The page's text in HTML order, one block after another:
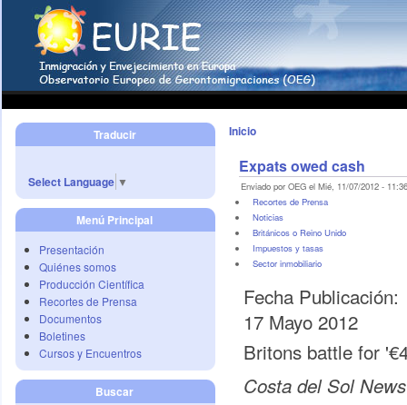
Traducir
Select Language ▼
Menú Principal
Presentación
Quiénes somos
Producción Científica
Recortes de Prensa
Documentos
Boletines
Cursos y Encuentros
Buscar
Inicio
Expats owed cash
Enviado por OEG el Mié, 11/07/2012 -
Recortes de Prensa
Noticias
Británicos o Reino Unido
Impuestos y tasas
Sector inmobiliario
Fecha Publicación:
17 Mayo 2012
Britons battle for
Costa del Sol